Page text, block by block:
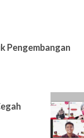
Pengembangan